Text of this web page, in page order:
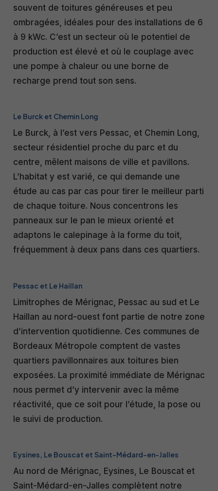
souvent de toitures généreuses et peu
ombragées, idéales pour des installations de 6
à 9 kWc. C’est un secteur où le potentiel de
production est élevé et où le couplage avec
une pompe à chaleur ou une borne de
recharge prend tout son sens.
Le Burck et Chemin Long
Le Burck, à l’est vers Pessac, et Chemin Long,
secteur résidentiel proche du parc et du
centre, mêlent maisons de ville et pavillons.
L’habitat y est varié, ce qui demande une
étude au cas par cas pour tirer le meilleur parti
de chaque toiture. Nous concentrons les
panneaux sur le pan le mieux orienté et
adaptons le calepinage à la forme du toit,
fréquemment à deux pans dans ces quartiers.
Pessac et Le Haillan
Limitrophes de Mérignac, Pessac au sud et Le
Haillan au nord-ouest font partie de notre zone
d’intervention quotidienne. Ces communes de
Bordeaux Métropole comptent de vastes
quartiers pavillonnaires aux toitures bien
exposées. La proximité immédiate de Mérignac
nous permet d’y intervenir avec la même
réactivité, que ce soit pour l’étude, la pose ou
le suivi de production.
Eysines, Le Bouscat et Saint-Médard-en-Jalles
Au nord de Mérignac, Eysines, Le Bouscat et
Saint-Médard-en-Jalles complètent notre